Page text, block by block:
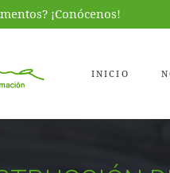
¡Conócenos!
INICIO